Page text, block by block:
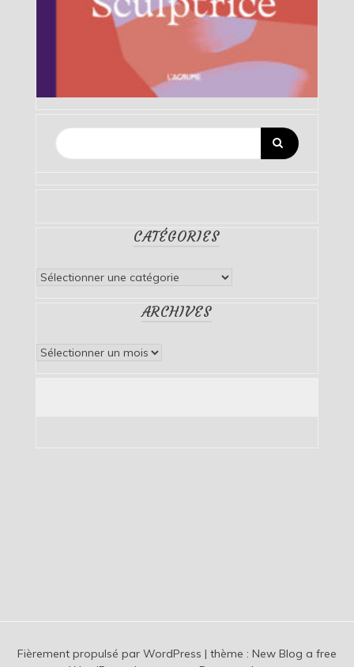
CATÉGORIES
Catégories
ARCHIVES
Archives
Fièrement propulsé par WordPress | thème : New Blog a free